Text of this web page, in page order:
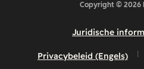
Copyright © 2026
Juridische
Privacybeleid (Engels)